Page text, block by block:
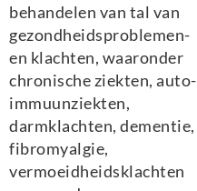
behandelen van tal van
gezondheidsproblemen-
en klachten, waaronder
chronische ziekten, auto-
immuunziekten,
darmklachten, dementie,
fibromyalgie,
vermoeidheidsklachten